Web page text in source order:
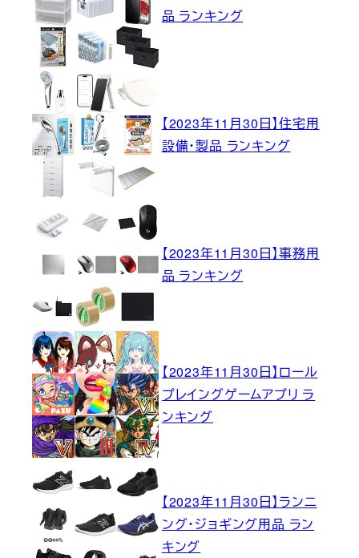
品 ランキング
【2023年11月30日】住宅用
設備・製品 ランキング
【2023年11月30日】事務用
品 ランキング
【2023年11月30日】ロール
プレイングゲームアプリ ラ
ンキング
【2023年11月30日】ランニ
ング・ジョギング用品 ラン
キング